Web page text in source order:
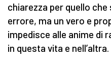
chiarezza per quello
errore, ma un vero e
impedisce alle anime di
in questa vita e nell’altra.